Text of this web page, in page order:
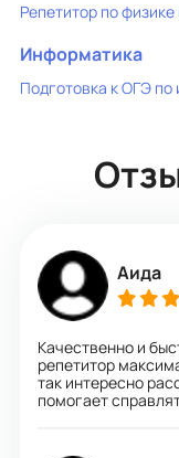
Репетитор по физике
Информатика
Подготовка к ОГЭ
Аида
Качественно и
репетитор
так интересно
помогает